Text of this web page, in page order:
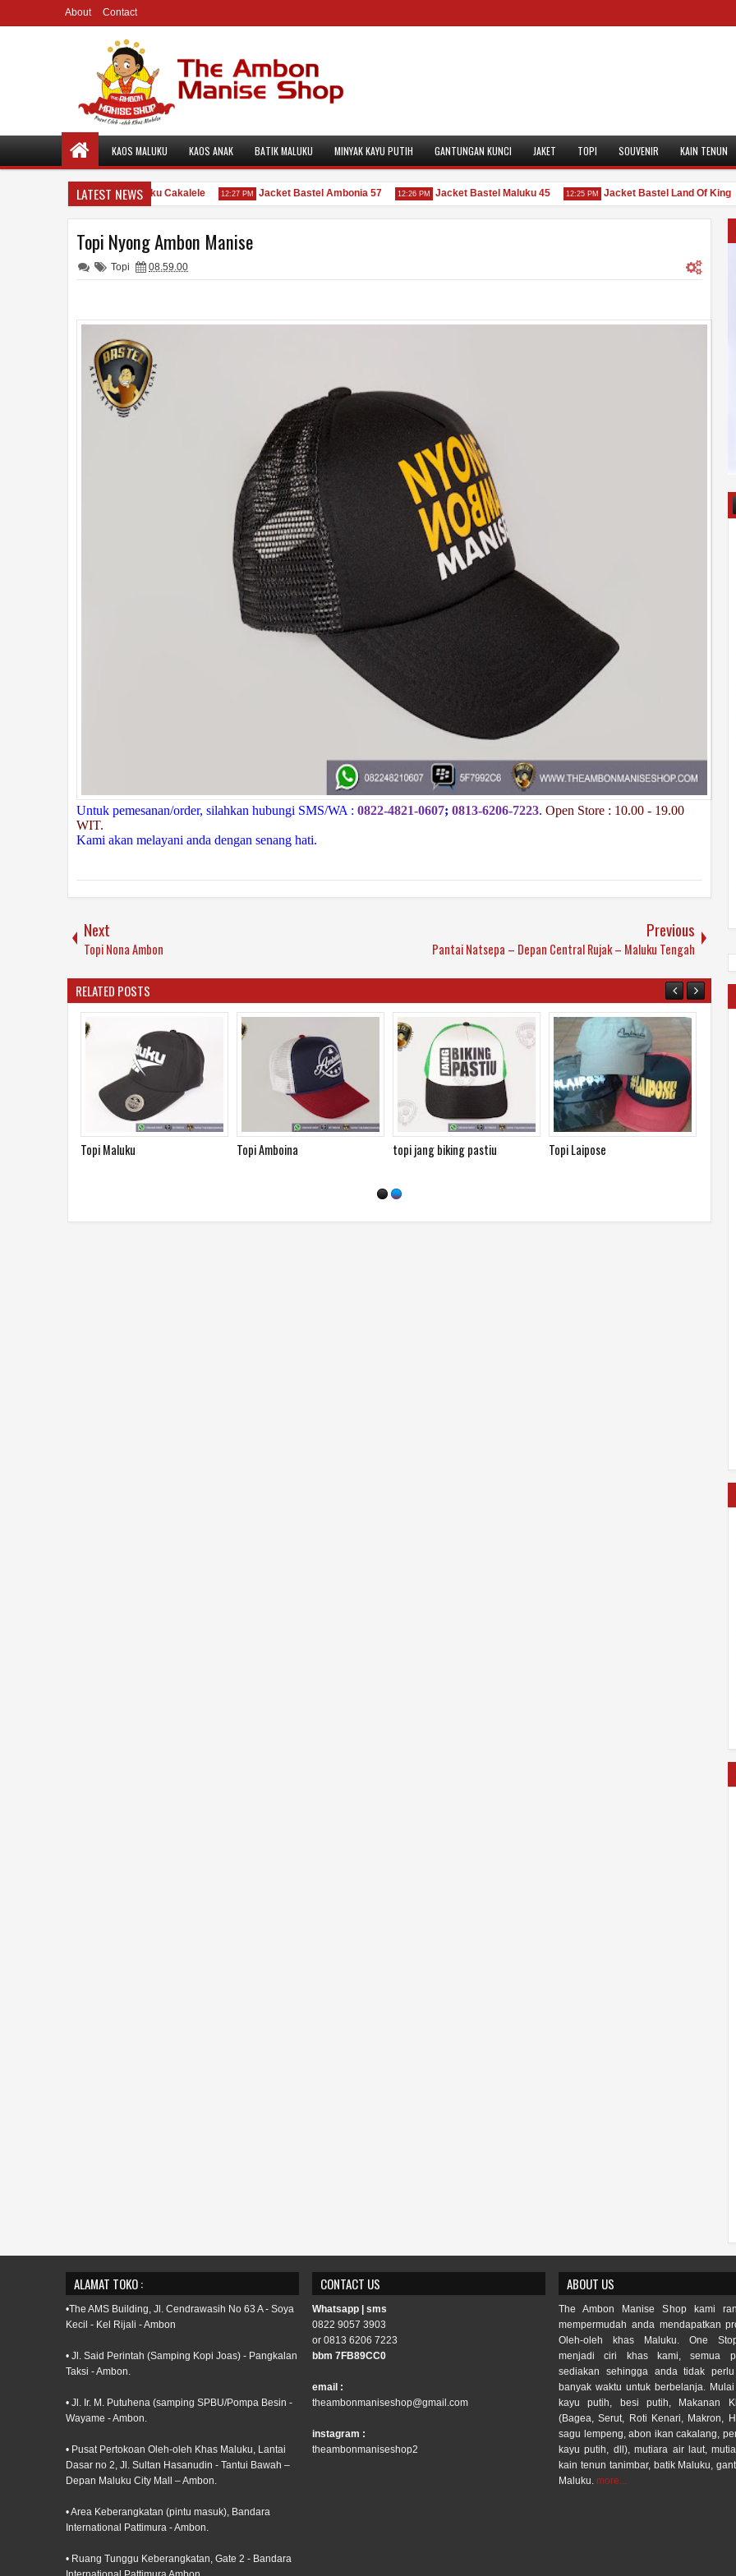
About Contact
KAOS MALUKU KAOS ANAK BATIK MALUKU MINYAK KAYU PUTIH GANTUNGAN KUNCI JAKET TOPI SOUVENIR KAIN TENUN
LATEST NEWS
Logo Batik Maluku Cakalele 12:27 PM Jacket Bastel Ambonia 57 12:26 PM Jacket Bastel Maluku 45 12:25 PM Jacket Bastel Land Of King
Topi Nyong Ambon Manise
Topi 08.59.00
Untuk pemesanan/order, silahkan hubungi SMS/WA : 0822-4821-0607; 0813-6206-7223. Open Store : 10.00 - 19.00
WIT.
Kami akan melayani anda dengan senang hati.
Next
Topi Nona Ambon
Previous
Pantai Natsepa – Depan Central Rujak – Maluku Tengah
RELATED POSTS
Topi Maluku Topi Amboina topi jang biking pastiu Topi Laipose Topi
ALAMAT TOKO :
•The AMS Building, Jl. Cendrawasih No 63 A - Soya
Kecil - Kel Rijali - Ambon
• Jl. Said Perintah (Samping Kopi Joas) - Pangkalan
Taksi - Ambon.
• Jl. Ir. M. Putuhena (samping SPBU/Pompa Besin -
Wayame - Ambon.
• Pusat Pertokoan Oleh-oleh Khas Maluku, Lantai
Dasar no 2, Jl. Sultan Hasanudin - Tantui Bawah –
Depan Maluku City Mall – Ambon.
• Area Keberangkatan (pintu masuk), Bandara
International Pattimura - Ambon.
• Ruang Tunggu Keberangkatan, Gate 2 - Bandara
CONTACT US
Whatsapp | sms
0822 9057 3903
or 0813 6206 7223
bbm 7FB89CC0
email :
theambonmaniseshop@gmail.com
instagram :
theambonmaniseshop2
ABOUT US
The Ambon Manise Shop kami
mempermudah anda mendapatkan
Oleh-oleh khas Maluku. One
menjadi ciri khas kami, semua
sediakan sehingga anda tidak perlu
banyak waktu untuk berbelanja.
kayu putih, besi putih, Makanan
(Bagea, Serut, Roti Kenari, Makron,
sagu lempeng, abon ikan cakalang,
kayu putih, dll), mutiara air laut,
kain tenun tanimbar, batik Maluku,
Maluku. more...